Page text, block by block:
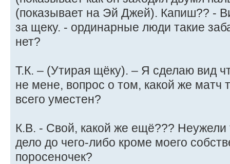
(показывает на Эй Джей). Капиш?? -
за щеку. - ординарные люди такие
нет?
Т.К. – (Утирая щёку). – Я сделаю вид
не мене, вопрос о том, какой же
всего уместен?
К.В. - Свой, какой же ещё???
дело до чего-либо кроме моего
поросеночек?